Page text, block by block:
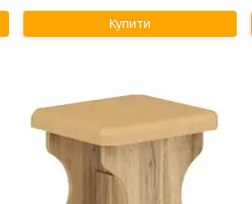
Купити